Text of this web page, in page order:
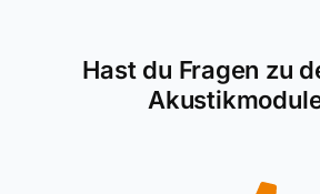
Hast du Fragen zu